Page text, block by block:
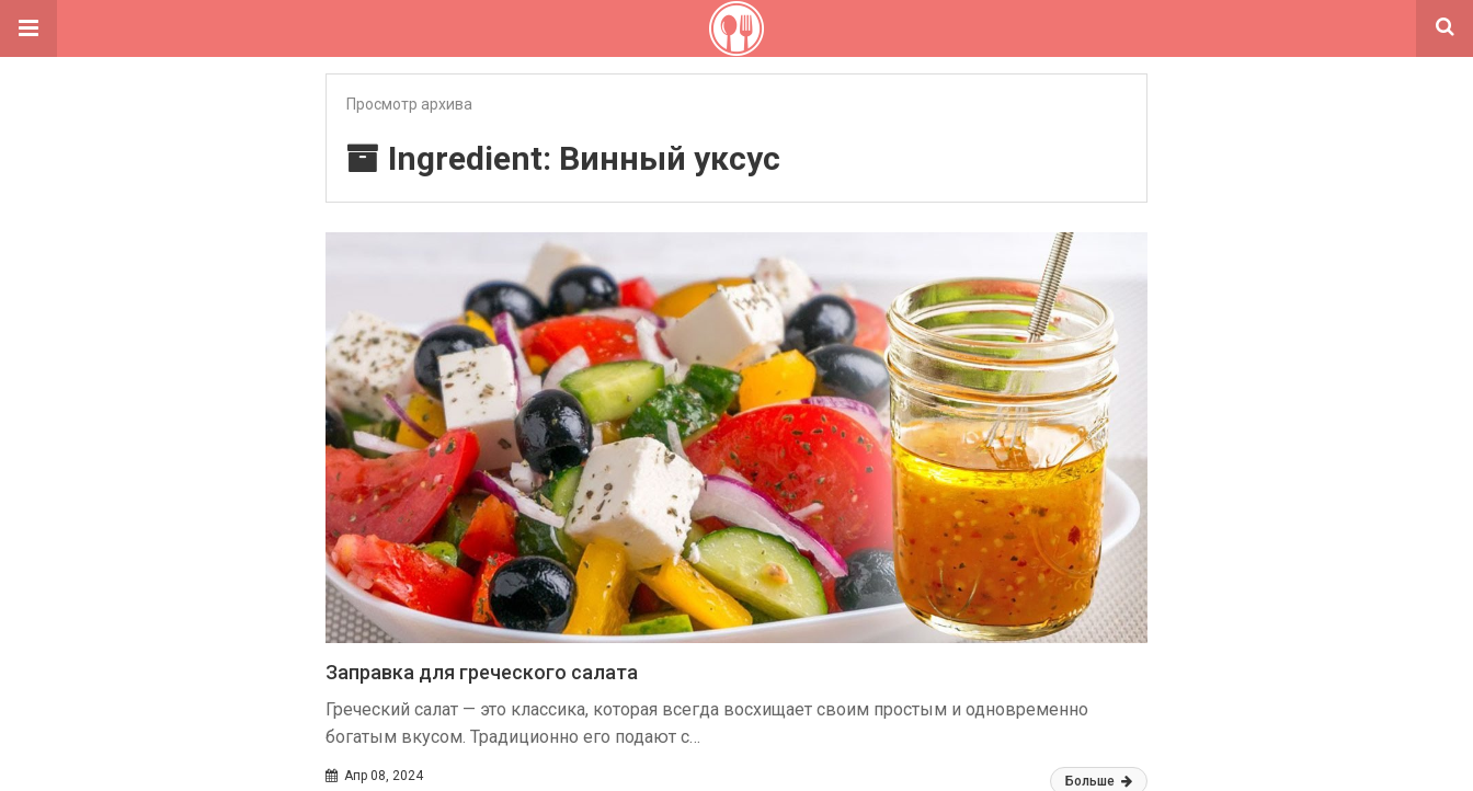
Просмотр архива
Ingredient: Винный уксус
Заправка для греческого салата
Греческий салат — это классика, которая всегда восхищает своим простым и одновременно
богатым вкусом. Традиционно его подают с…
Апр 08, 2024 Больше